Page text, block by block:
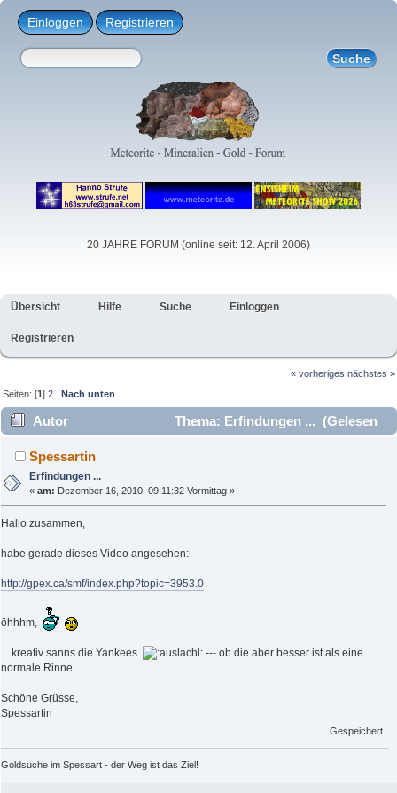
Einloggen Registrieren
20 JAHRE FORUM (online seit: 12. April 2006)
Übersicht Hilfe Suche Einloggen
Registrieren
« vorheriges nächstes »
Seiten: [1]2 Nach unten
Autor
Thema: Erfindungen ... (Gelesen
9326 mal)
Spessartin
Erfindungen ...
«am: Dezember 16, 2010, 09:11:32 Vormittag »
Hallo zusammen,
habe gerade dieses Video angesehen:
http://gpex.ca/smf/index.php?topic=3953.0
öhhhm,
... kreativ sanns die Yankees
--- ob die aber besser ist als eine
normale Rinne ...
Schöne Grüsse,
Spessartin
Gespeichert
Goldsuche im Spessart - der Weg ist das Ziel!